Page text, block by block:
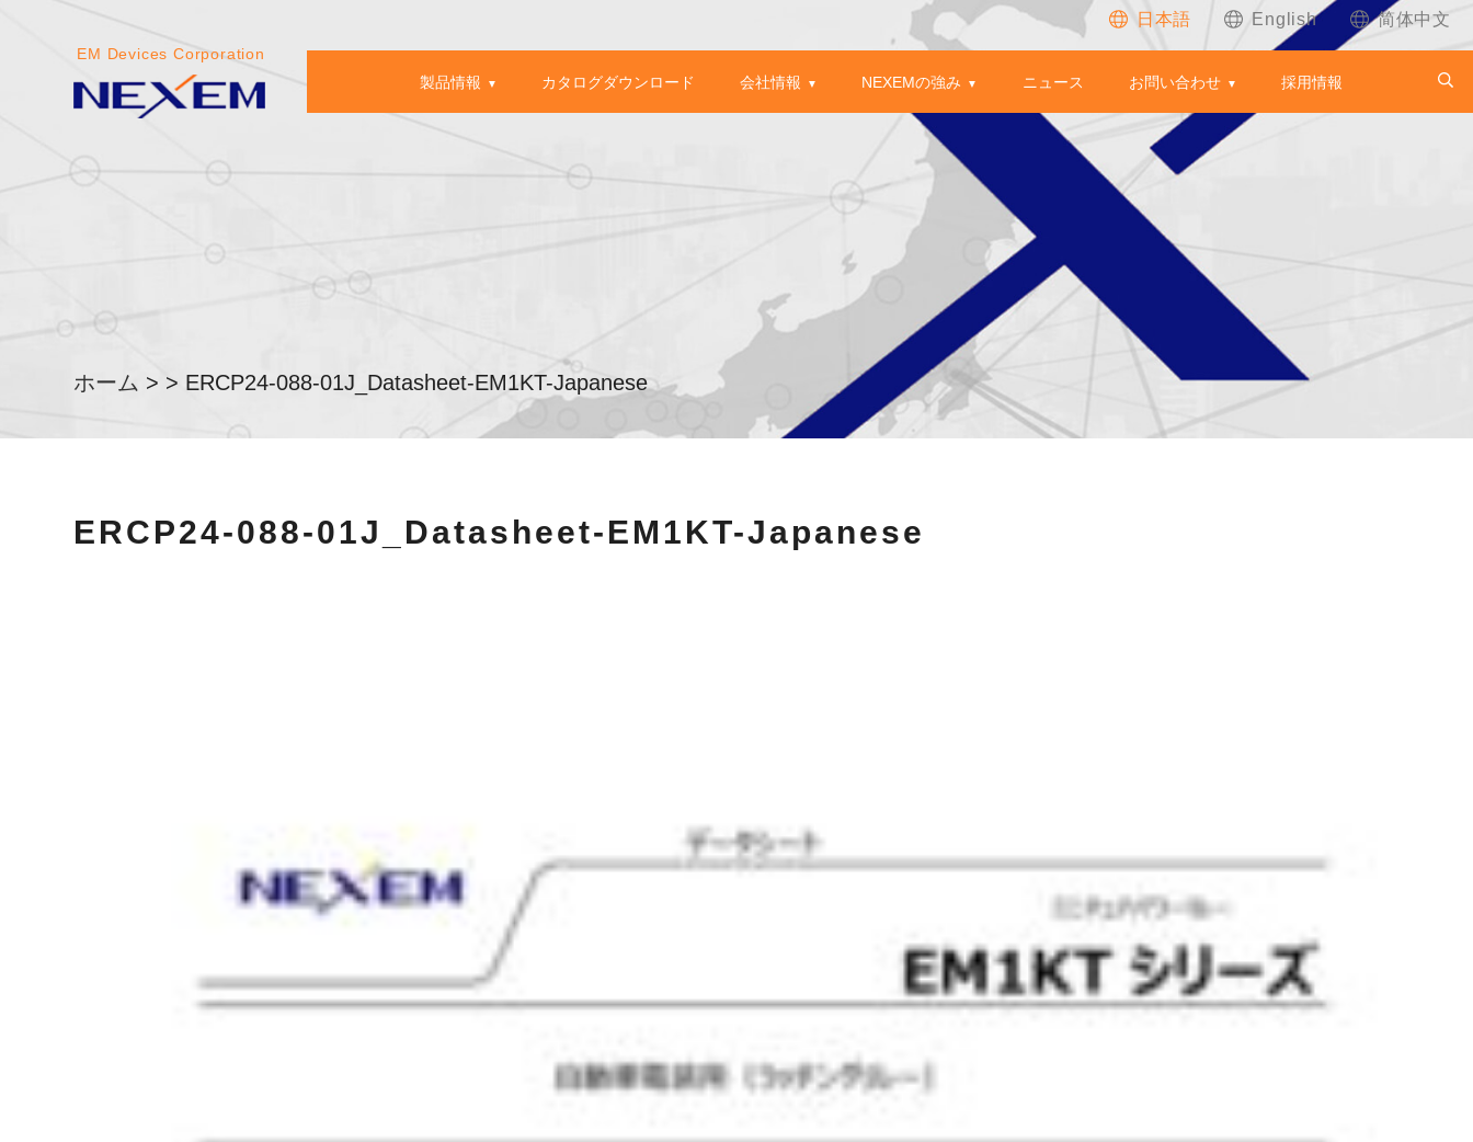
EM Devices Corporation
日本語 English 简体中文
製品情報 ▼ カタログダウンロード 会社情報 ▼ NEXEMの強み ▼ ニュース お問い合わせ ▼ 採用情報
ホーム > > ERCP24-088-01J_Datasheet-EM1KT-Japanese
ERCP24-088-01J_Datasheet-EM1KT-Japanese